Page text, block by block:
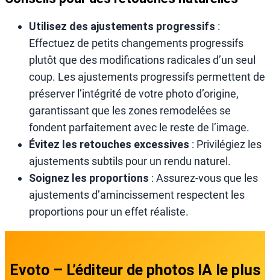
Utilisez des ajustements progressifs :
Effectuez de petits changements progressifs
plutôt que des modifications radicales d’un seul
coup. Les ajustements progressifs permettent de
préserver l’intégrité de votre photo d’origine,
garantissant que les zones remodelées se
fondent parfaitement avec le reste de l’image.
Évitez les retouches excessives : Privilégiez les
ajustements subtils pour un rendu naturel.
Soignez les proportions : Assurez-vous que les
ajustements d’amincissement respectent les
proportions pour un effet réaliste.
Evoto – L’éditeur de photos IA le plus